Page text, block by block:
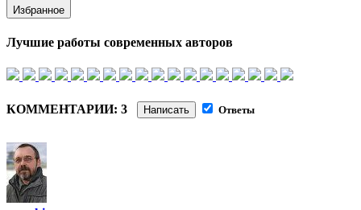
Избранное
Лучшие работы современных авторов
КОММЕНТАРИИ: 3 Написать Ответы